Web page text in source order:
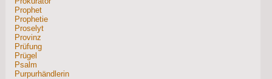
Prophet
Prophetie
Proselyt
Provinz
Prüfung
Prügel
Psalm
Purpurhändlerin